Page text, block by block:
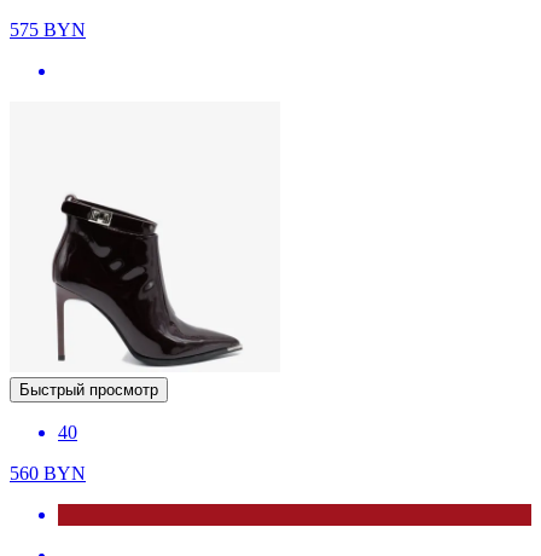
575 BYN
Быстрый просмотр
40
560 BYN